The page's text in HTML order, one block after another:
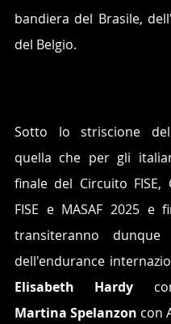
bandiera del Brasile,
del Belgio.
Sotto lo striscione
quella che per gli
finale del Circuito FISE,
FISE e MASAF 2025 e
transiteranno
Elisabeth Hardy
Martina Spelanzon con